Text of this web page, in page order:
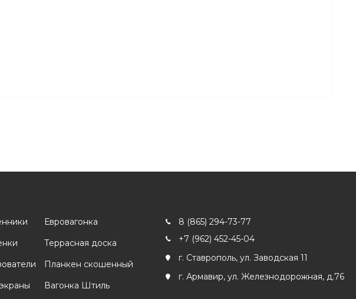
Евровагонка
Террасная доска
Планкен скошенный
Вагонка Штиль
8 (865) 294-73-77
+7 (962) 452-45-04
г. Ставрополь, ул. Заводская 11
г. Армавир, ул. Железнодорожная, д.76